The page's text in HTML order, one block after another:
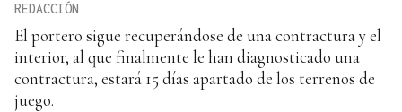
REDACCIÓN
El portero sigue recuperándose de una contractura y el
interior, al que finalmente le han diagnosticado una
contractura, estará 15 días apartado de los terrenos de
juego.